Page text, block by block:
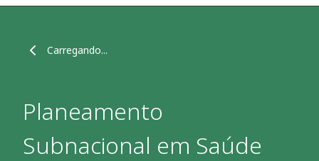
Carregando...
Planeamento
Subnacional em Saúde